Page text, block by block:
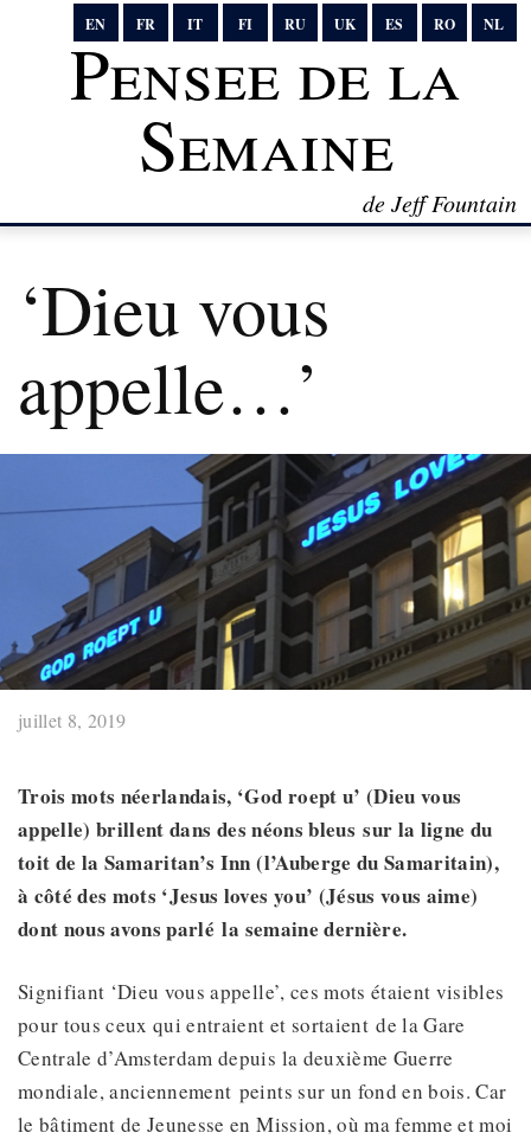
EN FR IT FI RU UK ES RO NL
Pensee de la
Semaine
de Jeff Fountain
‘Dieu vous
appelle…’
juillet 8, 2019
Trois mots néerlandais, ‘God roept u’ (Dieu vous
appelle)brillent dans des néons bleussur la ligne du
toit de la Samaritan’s Inn (l’Auberge du Samaritain),
à côté des mots ‘Jesus loves you’ (Jésus vous aime)
dont nous avons parléla semaine dernière.
Signifiant ‘Dieu vous appelle’, ces mots étaient visibles
pour tous ceux qui entraient et sortaient de la Gare
Centrale d’Amsterdam depuis la deuxième Guerre
mondiale, anciennement peints sur un fond en bois. Car
le bâtiment de Jeunesse en Mission, où ma femme et moi